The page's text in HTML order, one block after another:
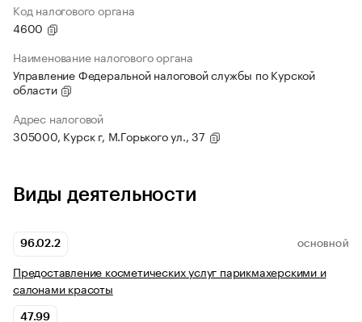
Код налогового органа
4600
Наименование налогового органа
Управление Федеральной налоговой службы по Курской
области
Адрес налоговой
305000, Курск г, М.Горького ул., 37
Виды деятельности
96.02.2 ОСНОВНОЙ
Предоставление косметических услуг парикмахерскими и
салонами красоты
47.99